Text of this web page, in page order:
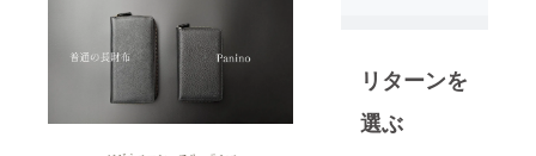
「日本の機
能性・技
術」を交差
リターンを
選ぶ